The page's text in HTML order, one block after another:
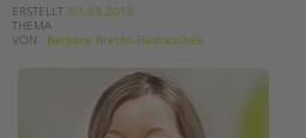
Kollegs
Schulbezogene Sozialarbeit
Tagesgruppen
ERSTELLT 07.03.2019
THEMA
VON
Barbara Brecht-Hadraschek